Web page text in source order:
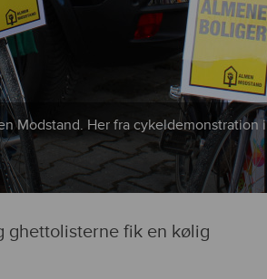
Modstand. Her fra cykeldemonstration i
ghettolisterne fik en kølig